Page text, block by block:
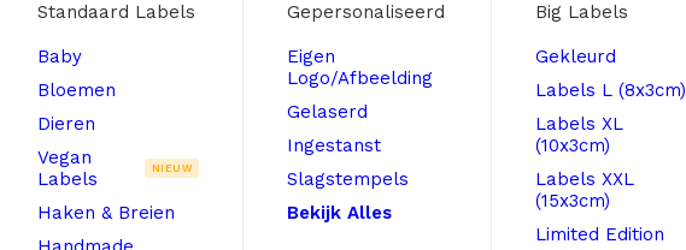
Standaard Labels
Baby
Bloemen
Dieren
Vegan
Labels
NIEUW
Haken & Breien
Gepersonaliseerd
Eigen
Logo/Afbeelding
Gelaserd
Ingestanst
Slagstempels
Bekijk Alles
Big Labels
Gekleurd
Labels L (8x3cm)
Labels XL
(10x3cm)
Labels XXL
(15x3cm)
Limited Edition